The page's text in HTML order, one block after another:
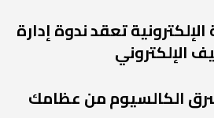
تعقد ندوة إدارة
الإلكتروني
الكالسيوم من عظامك